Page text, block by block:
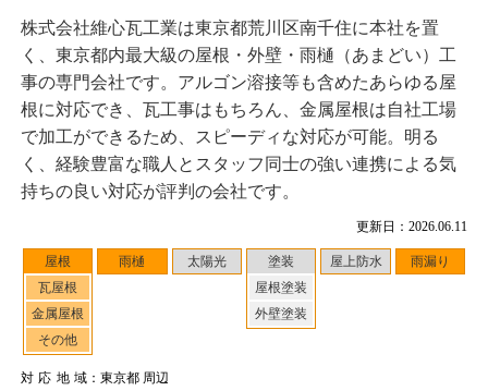
更新日：2026.06.11
屋根
瓦屋根
金属屋根
その他
雨樋 太陽光
塗装
屋根塗装
外壁塗装
屋上防水 雨漏り
対応地域：東京都 周辺
株式会社維心瓦工業は東京都荒川区南千住に本社を置
く、東京都内最大級の屋根・外壁・雨樋（あまどい）工
事の専門会社です。アルゴン溶接等も含めたあらゆる屋
根に対応でき、瓦工事はもちろん、金属屋根は自社工場
で加工ができるため、スピーディな対応が可能。明る
く、経験豊富な職人とスタッフ同士の強い連携による気
持ちの良い対応が評判の会社です。